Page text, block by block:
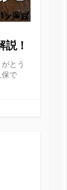
説！
とう
保で